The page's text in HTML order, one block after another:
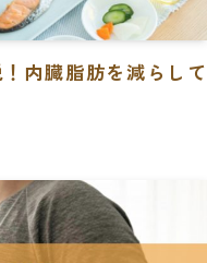
内臓脂肪を減らして